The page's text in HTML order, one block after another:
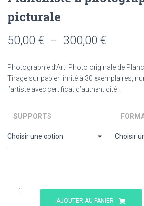
picturale
50,00 € – 300,00 €Plage
prix :
50,00 €
300,00
Photographie d’Art. Photo originale de
Tirage sur papier limité à 30 exemplaires,
l’artiste avec certificat d’authenticité .
SUPPORTS
quantité
de
AJOUTER AU PANIER